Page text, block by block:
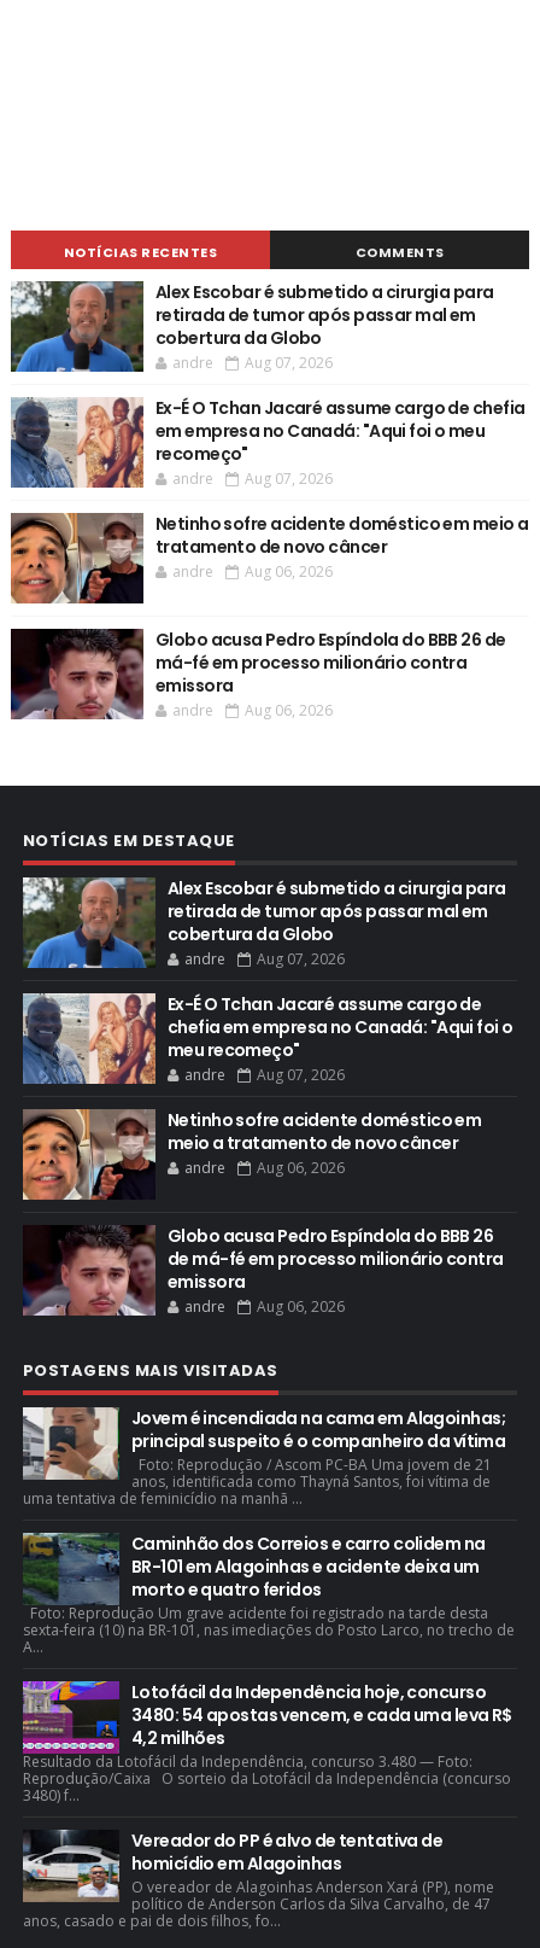
NOTÍCIAS RECENTES COMMENTS
Alex Escobar é submetido a cirurgia para
retirada de tumor após passar mal em
cobertura da Globo
andre Aug 07, 2026
Ex-É O Tchan Jacaré assume cargo de chefia
em empresa no Canadá: "Aqui foi o meu
recomeço"
andre Aug 07, 2026
Netinho sofre acidente doméstico em meio a
tratamento de novo câncer
andre Aug 06, 2026
Globo acusa Pedro Espíndola do BBB 26 de
má-fé em processo milionário contra
emissora
andre Aug 06, 2026
NOTÍCIAS EM DESTAQUE
Alex Escobar é submetido a cirurgia para
retirada de tumor após passar mal em
cobertura da Globo
andre Aug 07, 2026
Ex-É O Tchan Jacaré assume cargo de
chefia em empresa no Canadá: "Aqui foi o
meu recomeço"
andre Aug 07, 2026
Netinho sofre acidente doméstico em
meio a tratamento de novo câncer
andre Aug 06, 2026
Globo acusa Pedro Espíndola do BBB 26
de má-fé em processo milionário contra
emissora
andre Aug 06, 2026
POSTAGENS MAIS VISITADAS
Jovem é incendiada na cama em Alagoinhas;
principal suspeito é o companheiro da vítima
Foto: Reprodução / Ascom PC-BA Uma jovem de 21
anos, identificada como Thayná Santos, foi vítima de
uma tentativa de feminicídio na manhã ...
Caminhão dos Correios e carro colidem na
BR-101 em Alagoinhas e acidente deixa um
morto e quatro feridos
Foto: Reprodução Um grave acidente foi registrado na tarde desta
sexta-feira (10) na BR-101, nas imediações do Posto Larco, no trecho de
A...
Lotofácil da Independência hoje, concurso
3480: 54 apostas vencem, e cada uma leva R$
4,2 milhões
Resultado da Lotofácil da Independência, concurso 3.480 — Foto:
Reprodução/Caixa O sorteio da Lotofácil da Independência (concurso
3480) f...
Vereador do PP é alvo de tentativa de
homicídio em Alagoinhas
O vereador de Alagoinhas Anderson Xará (PP), nome
político de Anderson Carlos da Silva Carvalho, de 47
anos, casado e pai de dois filhos, fo...